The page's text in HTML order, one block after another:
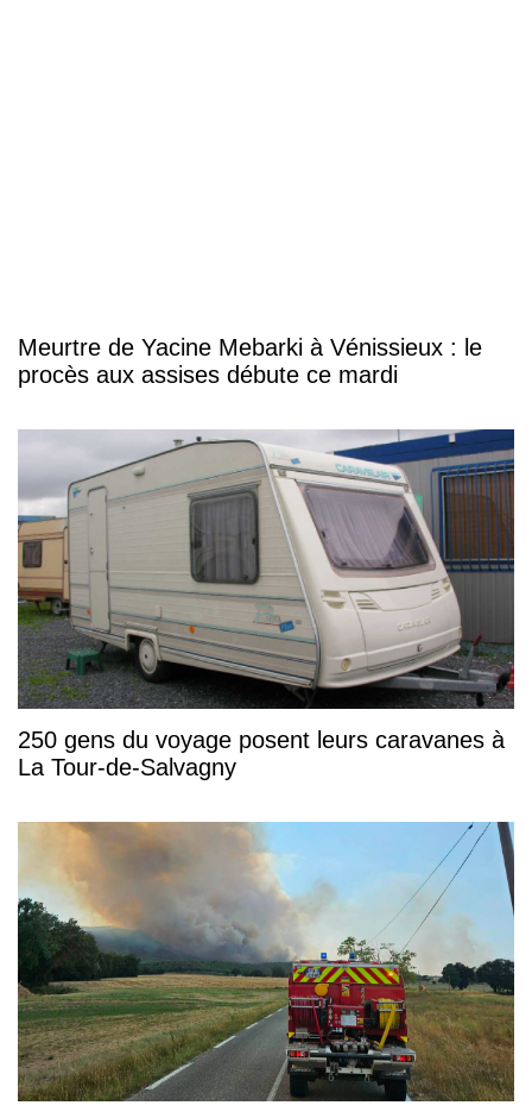
Meurtre de Yacine Mebarki à Vénissieux : le
procès aux assises débute ce mardi
250 gens du voyage posent leurs caravanes à
La Tour-de-Salvagny